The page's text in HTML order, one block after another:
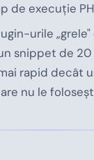
de execuție
urile
snippet de 20
rapid decât
nu le